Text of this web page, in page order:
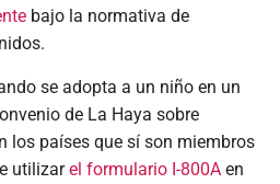
bajo la normativa de
se adopta a un niño en un
de La Haya sobre
los países que sí son miembros
utilizarel formulario I-800A en